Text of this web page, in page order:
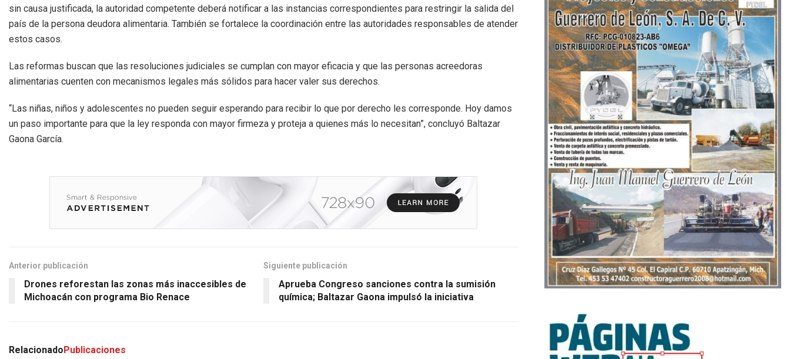
sin causa justificada, la autoridad competente deberá notificar a las instancias correspondientes para restringir la salida del
país de la persona deudora alimentaria. También se fortalece la coordinación entre las autoridades responsables de atender
estos casos.
Las reformas buscan que las resoluciones judiciales se cumplan con mayor eficacia y que las personas acreedoras
alimentarias cuenten con mecanismos legales más sólidos para hacer valer sus derechos.
“Las niñas, niños y adolescentes no pueden seguir esperando para recibir lo que por derecho les corresponde. Hoy damos
un paso importante para que la ley responda con mayor firmeza y proteja a quienes más lo necesitan”, concluyó Baltazar
Gaona García.
Anterior publicación
Drones reforestan las zonas más inaccesibles de
Michoacán con programa Bio Renace
Siguiente publicación
Aprueba Congreso sanciones contra la sumisión
química; Baltazar Gaona impulsó la iniciativa
Relacionado Publicaciones